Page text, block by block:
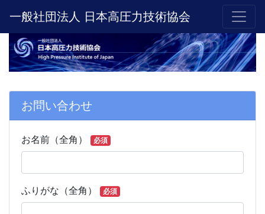
一般社団法人 日本高圧力技術協会
お問い合わせ
お問い合わせ
お名前（全角） 必須
ふりがな（全角） 必須